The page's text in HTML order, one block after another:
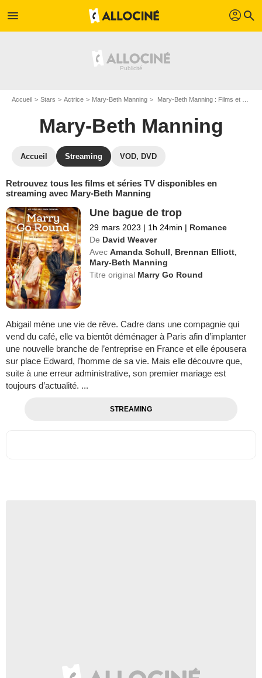
menu profil search
Accueil Stars Actrice Mary-Beth Manning Mary-Beth Manning : Films et séries online
Mary-Beth Manning
Accueil Streaming VOD, DVD
Retrouvez tous les films et séries TV disponibles en
streaming avec Mary-Beth Manning
Une bague de trop
29 mars 2023 | 1h 24min | Romance
De David Weaver
Avec Amanda Schull Brennan Elliott
Mary-Beth Manning
Titre original Marry Go Round
Abigail mène une vie de rêve. Cadre dans une compagnie qui
vend du café, elle va bientôt déménager à Paris afin d’implanter
une nouvelle branche de l’entreprise en France et elle épousera
sur place Edward, l’homme de sa vie. Mais elle découvre que,
suite à une erreur administrative, son premier mariage est
toujours d’actualité. ...
STREAMING